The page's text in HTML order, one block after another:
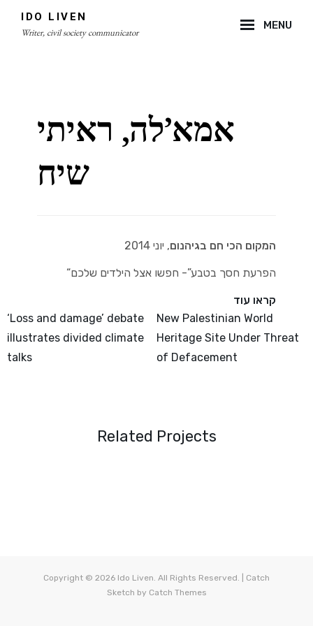
IDO LIVEN
Writer, civil society communicator
MENU
אמא’לה, ראיתי
שיח
המקום הכי חם בגיהנום, יוני 2014
“הפרעת חסך בטבע”- חפשו אצל הילדים שלכם
קראו עוד
Post
navigation
‘Loss and damage’ debate
illustrates divided climate
talks
New Palestinian World
Heritage Site Under Threat
of Defacement
Related Projects
Copyright © 2026 Ido Liven. All Rights Reserved. | Catch
Sketch by Catch Themes